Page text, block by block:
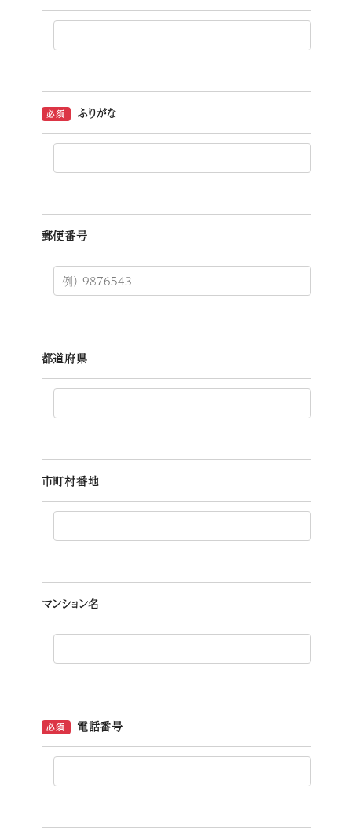
必須 ふりがな
郵便番号
都道府県
市町村番地
マンション名
必須 電話番号